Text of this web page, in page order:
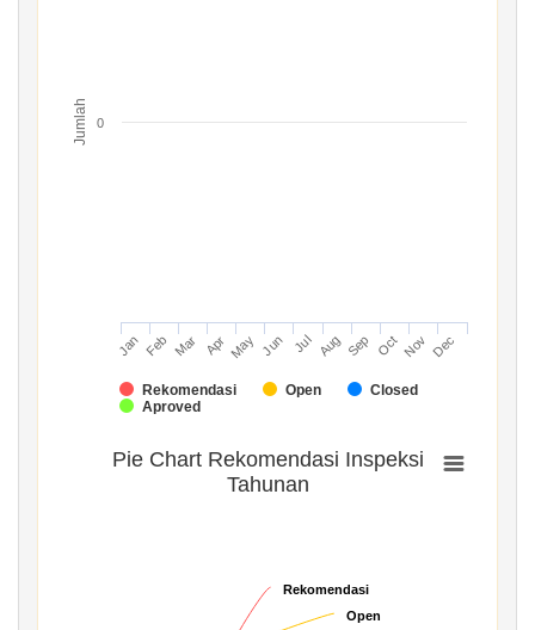
Jumlah
Rekomendasi Open
Closed
Aproved
Jan Feb Mar Apr May Jun Jul Aug Sep Oct Nov Dec
0
Pie Chart Rekomendasi Inspeksi
Tahunan
Rekomendasi
Rekomendasi
Open
Open